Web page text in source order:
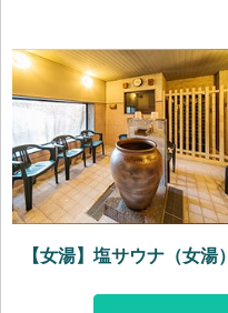
【女湯】塩サウナ（女湯）